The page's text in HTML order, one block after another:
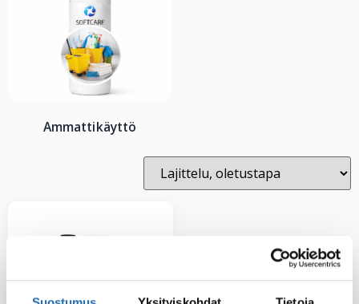
Ammattikäyttö